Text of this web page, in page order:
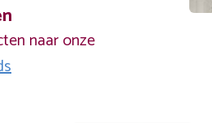
naar onze